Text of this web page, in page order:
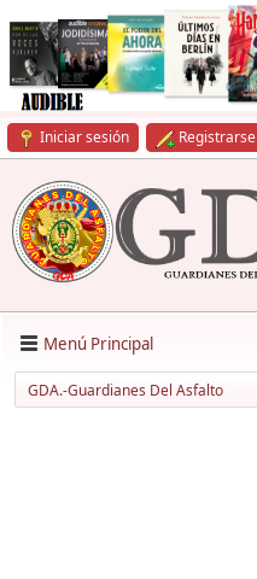
Iniciar sesión Registrarse
Menú Principal
GDA.-Guardianes Del Asfalto